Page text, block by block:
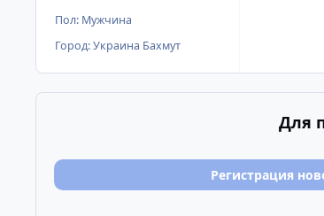
Пол: Мужчина
Город:Украина Бахмут
Для
Регистрация